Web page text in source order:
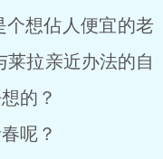
想佔人便宜的老
莱拉亲近办法的自
的？
呢？